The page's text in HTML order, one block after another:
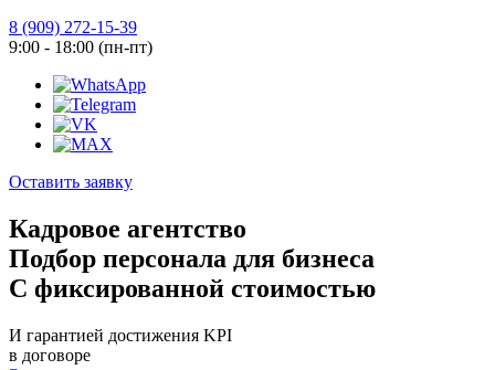
8 (909) 272-15-39
9:00 - 18:00 (пн-пт)
Оставить заявку
Кадровое агентство
Подбор персонала для бизнеса
С фиксированной стоимостью
И гарантией достижения KPI
в договоре